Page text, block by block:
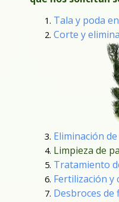
Tala y poda
Corte y
Eliminación
Limpieza de
Tratamiento
Fertilización y
Desbroces de